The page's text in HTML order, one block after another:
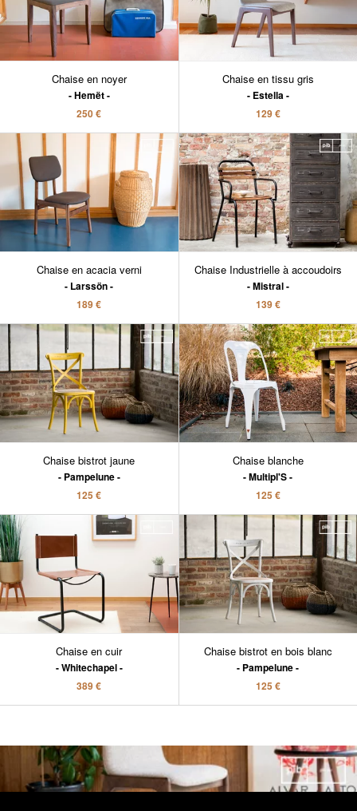
Chaise en noyer
Hemët
250 €
Chaise en tissu gris
Estella
129 €
Chaise en acacia verni
Larssön
189 €
Chaise Industrielle à accoudoirs
Mistral
139 €
Chaise bistrot jaune
Pampelune
125 €
Chaise blanche
Multipl'S
125 €
Chaise en cuir
Whitechapel
389 €
Chaise bistrot en bois blanc
Pampelune
125 €